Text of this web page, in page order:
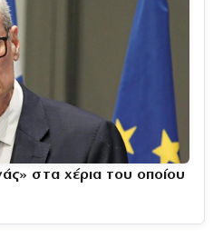
στα χέρια του οποίου